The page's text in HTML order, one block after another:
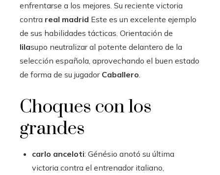
enfrentarse a los mejores. Su reciente victoria
contra real madrid Este es un excelente ejemplo
de sus habilidades tácticas. Orientación de
lilasupo neutralizar al potente delantero de la
selección española, aprovechando el buen estado
de forma de su jugador Caballero.
Choques con los
grandes
carlo anceloti: Génésio anotó su última
victoria contra el entrenador italiano,